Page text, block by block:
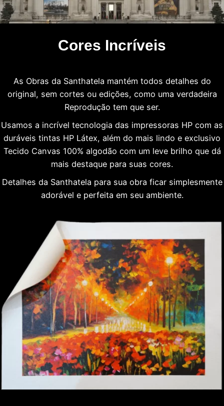
Cores Incríveis
As Obras da Santhatela mantém todos detalhes do
original, sem cortes ou edições, como uma verdadeira
Reprodução tem que ser.
Usamos a incrível tecnologia das impressoras HP com as
duráveis tintas HP Látex, além do mais lindo e exclusivo
Tecido Canvas 100% algodão com um leve brilho que dá
mais destaque para suas cores.
Detalhes da Santhatela para sua obra ficar simplesmente
adorável e perfeita em seu ambiente.